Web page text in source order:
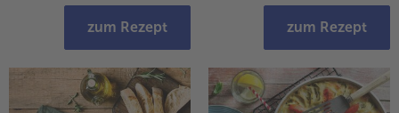
zum Rezept zum Rezept